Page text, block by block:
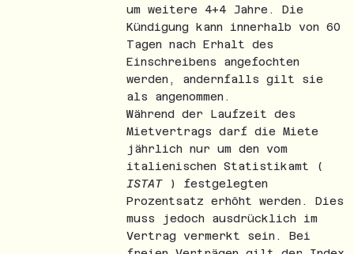
um weitere 4+4 Jahre. Die
Kündigung kann innerhalb von 60
Tagen nach Erhalt des
Einschreibens angefochten
werden, andernfalls gilt sie
als angenommen.
Während der Laufzeit des
Mietvertrags darf die Miete
jährlich nur um den vom
italienischen Statistikamt (
ISTAT) festgelegten
Prozentsatz erhöht werden. Dies
muss jedoch ausdrücklich im
Vertrag vermerkt sein. Bei